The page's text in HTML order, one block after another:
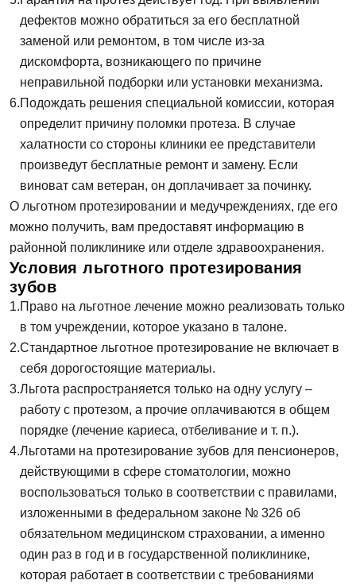
дефектов можно обратиться за его бесплатной
заменой или ремонтом, в том числе из-за
дискомфорта, возникающего по причине
неправильной подборки или установки механизма.
Подождать решения специальной комиссии, которая
определит причину поломки протеза. В случае
халатности со стороны клиники ее представители
произведут бесплатные ремонт и замену. Если
виноват сам ветеран, он доплачивает за починку.
О льготном протезировании и медучреждениях, где его
можно получить, вам предоставят информацию в
районной поликлинике или отделе здравоохранения.
Условия льготного протезирования
зубов
Право на льготное лечение можно реализовать только
в том учреждении, которое указано в талоне.
Стандартное льготное протезирование не включает в
себя дорогостоящие материалы.
Льгота распространяется только на одну услугу –
работу с протезом, а прочие оплачиваются в общем
порядке (лечение кариеса, отбеливание и т. п.).
Льготами на протезирование зубов для пенсионеров,
действующими в сфере стоматологии, можно
воспользоваться только в соответствии с правилами,
изложенными в федеральном законе № 326 об
обязательном медицинском страховании, а именно
один раз в год и в государственной поликлинике,
которая работает в соответствии с требованиями
Запись на прием
Имя
Телефон
Согласен наобработку персональных
данных
Записаться на приём
Телефон
Сообщение
Согласен наобработку персональных
Отправить
Заявка отправлена!
Мы свяжемся с вами в ближайшее время
ОК